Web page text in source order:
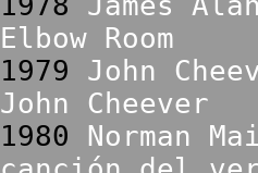
Elbow Room
1979 John
John Cheever
1980 Norman